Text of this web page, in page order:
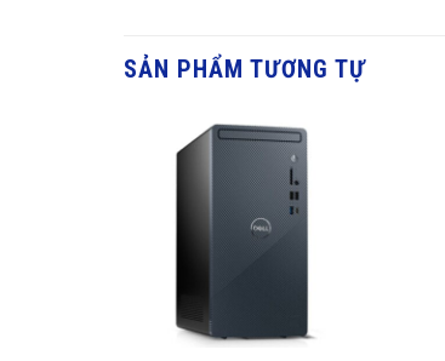
SẢN PHẨM TƯƠNG TỰ